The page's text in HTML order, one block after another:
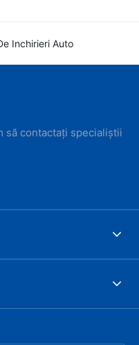
Inchirieri Auto
să contactați specialiștii